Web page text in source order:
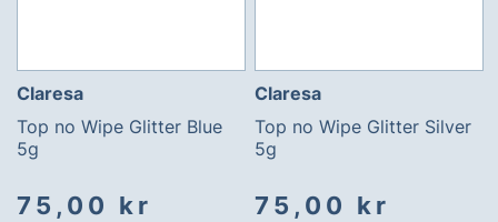
Claresa
Top no Wipe Glitter Blue
5g
75,00 kr
Claresa
Top no Wipe Glitter Silver
5g
75,00 kr